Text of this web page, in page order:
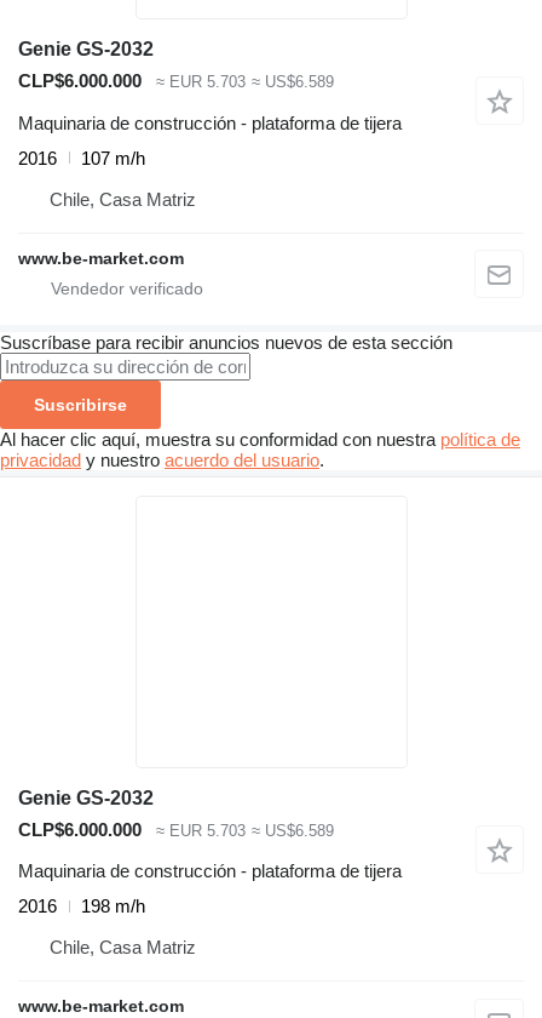
Genie GS-2032
CLP$6.000.000
≈ EUR 5.703 ≈ US$6.589
Maquinaria de construcción - plataforma de tijera
2016
107 m/h
Chile, Casa Matriz
www.be-market.com
Suscríbase para recibir anuncios nuevos de esta sección
Suscribirse
Al hacer clic aquí, muestra su conformidad con nuestra política de
privacidad y nuestro acuerdo del usuario.
Genie GS-2032
CLP$6.000.000
≈ EUR 5.703 ≈ US$6.589
Maquinaria de construcción - plataforma de tijera
2016
198 m/h
Chile, Casa Matriz
www.be-market.com